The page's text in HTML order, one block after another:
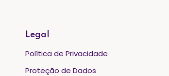
Legal
Política de Privacidade
Proteção de Dados